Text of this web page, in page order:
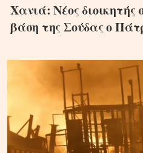
Χανιά: Νέος διοικητής
βάση της Σούδας ο